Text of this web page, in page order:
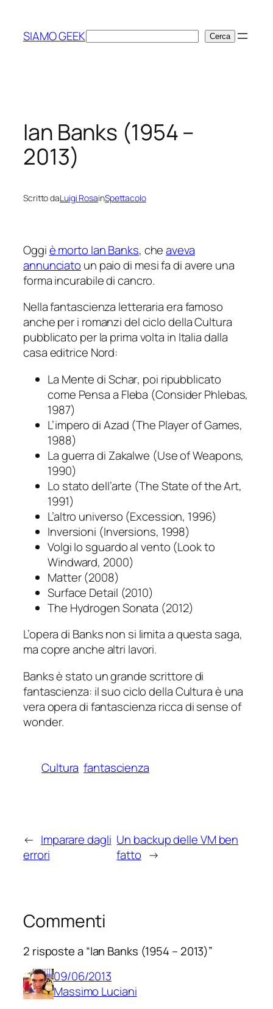
contenuto
SIAMO GEEKCerca Cerca
Ian Banks (1954 –
2013)
Scritto daLuigi RosainSpettacolo
Oggiè morto Ian Banks, cheaveva
annunciato un paio di mesi fa di avere una
forma incurabile di cancro.
Nella fantascienza letteraria era famoso
anche per i romanzi del ciclo della Cultura
pubblicato per la prima volta in Italia dalla
casa editrice Nord:
La Mente di Schar, poi ripubblicato
come Pensa a Fleba (Consider Phlebas,
1987)
L’impero di Azad (The Player of Games,
1988)
La guerra di Zakalwe (Use of Weapons,
1990)
Lo stato dell’arte (The State of the Art,
1991)
L’altro universo (Excession, 1996)
Inversioni (Inversions, 1998)
Volgi lo sguardo al vento (Look to
Windward, 2000)
Matter(2008)
Surface Detail (2010)
The Hydrogen Sonata (2012)
L’opera di Banks non si limita a questa saga,
ma copre anche altri lavori.
Banks è stato un grande scrittore di
fantascienza: il suo ciclo della Cultura è una
vera opera di fantascienza ricca disense of
wonder.
Cultura fantascienza
← Imparare dagli
errori
Un backup delle VM ben
fatto →
Commenti
2 risposte a “Ian Banks (1954 – 2013)”
09/06/2013
Massimo Luciani